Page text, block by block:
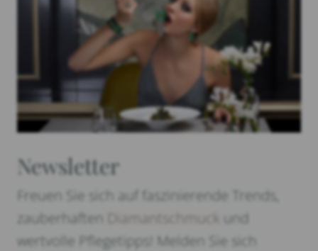
Newsletter
Freuen Sie sich auf faszinierende Trends,
zauberhaften
Diamantschmuck
und
wertvolle Pflegetipps! Melden Sie sich